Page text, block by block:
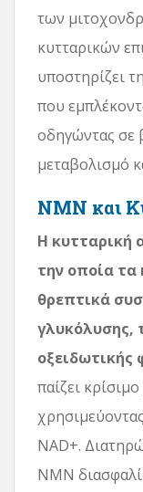
των
κυτταρικών
υποστηρίζει
που
οδηγώντας σε
μεταβολισμό
NMN και
Η κυτταρική
την οποία
θρεπτικά
γλυκόλυσης,
παίζει
NAD+.
NMN